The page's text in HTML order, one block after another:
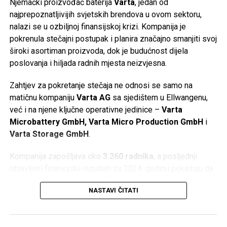
Njemački proizvođač baterija Varta, jedan od
najprepoznatljivijih svjetskih brendova u ovom sektoru,
nalazi se u ozbiljnoj finansijskoj krizi. Kompanija je
pokrenula stečajni postupak i planira značajno smanjiti svoj
široki asortiman proizvoda, dok je budućnost dijela
poslovanja i hiljada radnih mjesta neizvjesna.
Zahtjev za pokretanje stečaja ne odnosi se samo na
matičnu kompaniju Varta AGsa sjedištem u Ellwangenu,
već i na njene ključne operativne jedinice – Varta
Microbattery GmbH, Varta Micro Production GmbHi
Varta Storage GmbH.
Kompanija zapošljava oko 3.260 radnika , a posljednji
je ostvarila prihod veći od790 miliona eura, ali i gubitak
64,5 miliona eura.
Gubitak Applea i zatvaranje fabrike
NASTAVI ČITATI